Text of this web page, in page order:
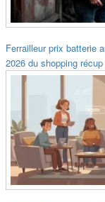
Ferrailleur prix batterie
2026 du shopping récup